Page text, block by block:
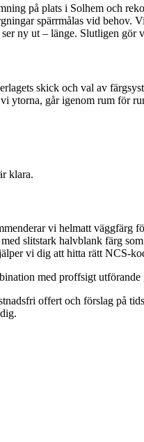
på plats i Solhem och
spärrmålas vid
ny ut – länge. Slutligen
skick och val av
ytorna, går igenom rum för
klara.
vi helmatt
slitstark halvblank färg
vi dig att hitta rätt NCS-
med proffsigt
offert och förslag på